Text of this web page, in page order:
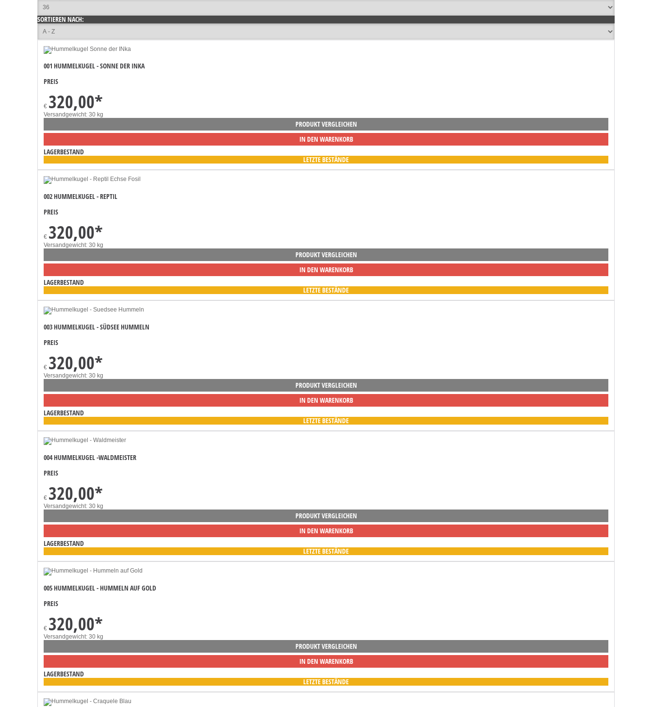
SORTIEREN NACH:
001 HUMMELKUGEL - SONNE DER INKA
PREIS
€ 320,00*
Versandgewicht: 30 kg
PRODUKT VERGLEICHEN
IN DEN WARENKORB
LAGERBESTAND
LETZTE BESTÄNDE
002 HUMMELKUGEL - REPTIL
PREIS
€ 320,00*
Versandgewicht: 30 kg
PRODUKT VERGLEICHEN
IN DEN WARENKORB
LAGERBESTAND
LETZTE BESTÄNDE
003 HUMMELKUGEL - SÜDSEE HUMMELN
PREIS
€ 320,00*
Versandgewicht: 30 kg
PRODUKT VERGLEICHEN
IN DEN WARENKORB
LAGERBESTAND
LETZTE BESTÄNDE
004 HUMMELKUGEL -WALDMEISTER
PREIS
€ 320,00*
Versandgewicht: 30 kg
PRODUKT VERGLEICHEN
IN DEN WARENKORB
LAGERBESTAND
LETZTE BESTÄNDE
005 HUMMELKUGEL - HUMMELN AUF GOLD
PREIS
€ 320,00*
Versandgewicht: 30 kg
PRODUKT VERGLEICHEN
IN DEN WARENKORB
LAGERBESTAND
LETZTE BESTÄNDE